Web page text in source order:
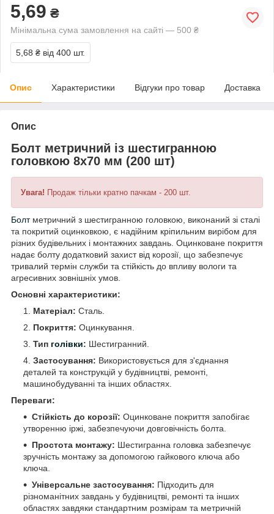
5,69 ₴
Мінімальна сума замовлення на сайті — 500 ₴
5,68 ₴ від 400 шт.
Опис Характеристики Відгуки про товар Доставка
Опис
Болт метричний із шестигранною
головкою 8х70 мм (200 шт)
Увага! Продаж тільки кратно пачкам - 200 шт.
Болтметричний з шестигранною головкою, виконаний зі сталі
та покритий оцинковкою, є надійним кріпильним вирібом для
різних будівельних і монтажних завдань. Оцинковане покриття
надає болту додатковий захист від корозії, що забезпечує
тривалий термін служби та стійкість до впливу вологи та
агресивних зовнішніх умов.
Основні характеристики:
Матеріал: Сталь.
Покриття: Оцинкування.
Тип голівки: Шестигранний.
Застосування: Використовується для з'єднання
деталей та конструкцій у будівництві, ремонті,
машинобудуванні та інших областях.
Переваги:
Стійкість до корозії: Оцинковане покриття запобігає
утворенню іржі, забезпечуючи довговічність болта.
Простота монтажу: Шестигранна головка забезпечує
зручність монтажу за допомогою гайкового ключа або
ключа.
Універсальне застосування: Підходить для
різноманітних завдань у будівництві, ремонті та інших
областях завдяки стандартним розмірам та метричній